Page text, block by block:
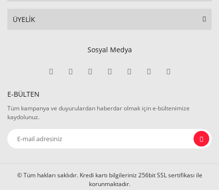
ÜYELİK
Sosyal Medya
E-BÜLTEN
Tüm kampanya ve duyurulardan haberdar olmak için e-bültenimize
kaydolunuz.
© Tüm hakları saklıdır. Kredi kartı bilgileriniz 256bit SSL sertifikası ile
korunmaktadır.